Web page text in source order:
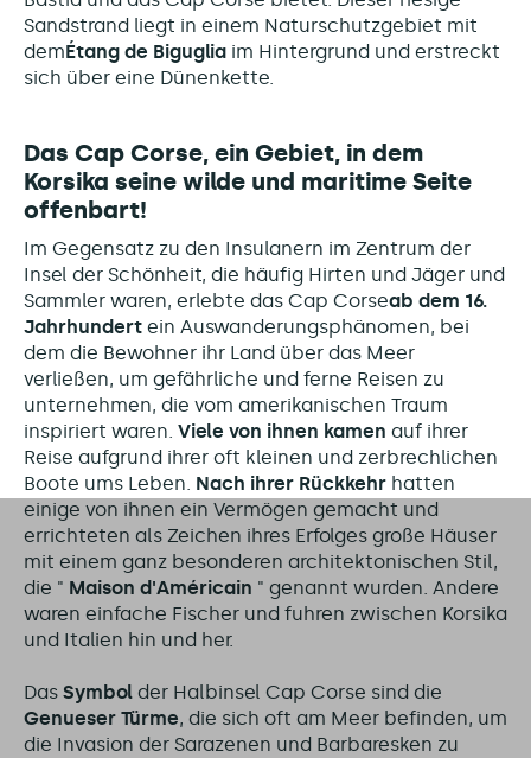
Sandstrand liegt in einem Naturschutzgebiet mit
demÉtang de Biguglia im Hintergrund und erstreckt
sich über eine Dünenkette.
Das Cap Corse, ein Gebiet, in dem
Korsika seine wilde und maritime Seite
offenbart!
Im Gegensatz zu den Insulanern im Zentrum der
Insel der Schönheit, die häufig Hirten und Jäger und
Sammler waren, erlebte das Cap Corseab dem 16.
Jahrhundert ein Auswanderungsphänomen, bei
dem die Bewohner ihr Land über das Meer
verließen, um gefährliche und ferne Reisen zu
unternehmen, die vom amerikanischen Traum
inspiriert waren. Viele von ihnen kamen auf ihrer
Reise aufgrund ihrer oft kleinen und zerbrechlichen
Boote ums Leben. Nach ihrer Rückkehr hatten
einige von ihnen ein Vermögen gemacht und
errichteten als Zeichen ihres Erfolges große Häuser
mit einem ganz besonderen architektonischen Stil,
die " Maison d'Américain " genannt wurden. Andere
waren einfache Fischer und fuhren zwischen Korsika
und Italien hin und her.
Das Symbol der Halbinsel Cap Corse sind die
Genueser Türme, die sich oft am Meer befinden, um
die Invasion der Sarazenen und Barbaresken zu